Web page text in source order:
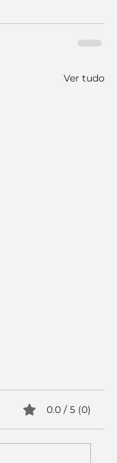
Ver tudo
0.0 / 5 (0)